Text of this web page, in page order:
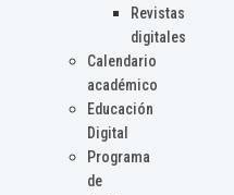
Revistas
digitales
Calendario
académico
Educación
Digital
Programa
de